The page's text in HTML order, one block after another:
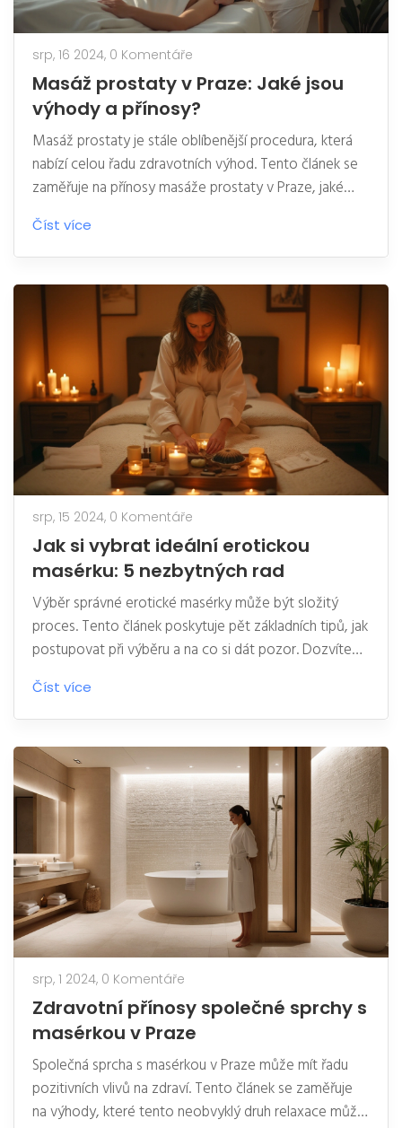
srp, 16 2024, 0 Komentáře
Masáž prostaty v Praze: Jaké jsou
výhody a přínosy?
Masáž prostaty je stále oblíbenější procedura, která
nabízí celou řadu zdravotních výhod. Tento článek se
zaměřuje na přínosy masáže prostaty v Praze, jaké
zdravotní výhody může přinést a tipy na tento typ
masáže. Užitečné informace pro všechny, kdo zvažují
tuto proceduru.
Číst více
srp, 15 2024, 0 Komentáře
Jak si vybrat ideální erotickou
masérku: 5 nezbytných rad
Výběr správné erotické masérky může být složitý
proces. Tento článek poskytuje pět základních tipů, jak
postupovat při výběru a na co si dát pozor. Dozvíte
se, jaké kvality by měla mít dobrá masérka a jak
vyhodnotit její služby. Spolehněte se na osvědčené
rady, které vám pomohou najít tu pravou.
Číst více
srp, 1 2024, 0 Komentáře
Zdravotní přínosy společné sprchy s
masérkou v Praze
Společná sprcha s masérkou v Praze může mít řadu
pozitivních vlivů na zdraví. Tento článek se zaměřuje
na výhody, které tento neobvyklý druh relaxace může